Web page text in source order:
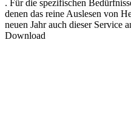
. Für die spezifischen
denen das reine Auslesen von
neuen Jahr auch dieser Service
Download